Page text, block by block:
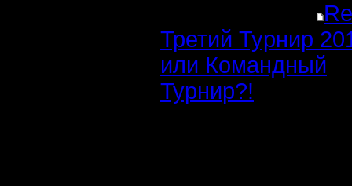
Третий Турнир
или Командный
Турнир?!